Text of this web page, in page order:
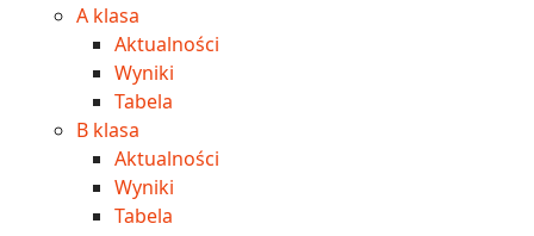
A klasa
Aktualności
Wyniki
Tabela
B klasa
Aktualności
Wyniki
Tabela